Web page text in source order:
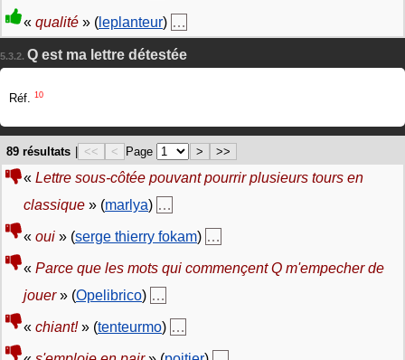
« qualité » ( leplanteur) …
5.3.2. Q est ma lettre détestée
Réf. 10
89 résultats | << < Page > >>
« Lettre sous-côtée pouvant pourrir plusieurs tours en
classique » (marlya) …
« oui » (serge thierry fokam) …
« Parce que les mots qui commençent Q m'empecher de
jouer» (Opelibrico) …
« chiant!» (tenteurmo) …